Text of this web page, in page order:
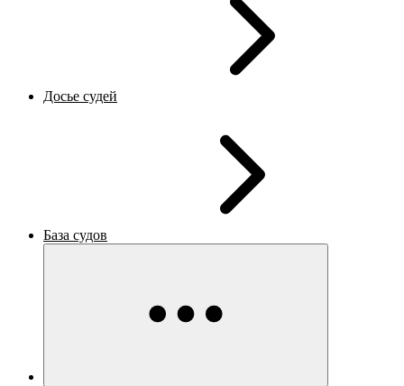
Досье судей
База судов